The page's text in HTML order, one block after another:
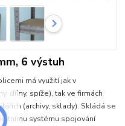
6 výstuh
má využití jak v
dílny, spíže), tak ve firmách
(archivy, sklady). Skládá se
systému spojování